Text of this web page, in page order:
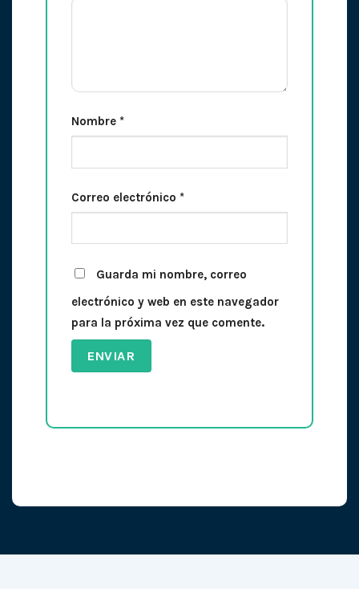
Nombre *
Correo electrónico *
Guarda mi nombre, correo
electrónico y web en este navegador
para la próxima vez que comente.